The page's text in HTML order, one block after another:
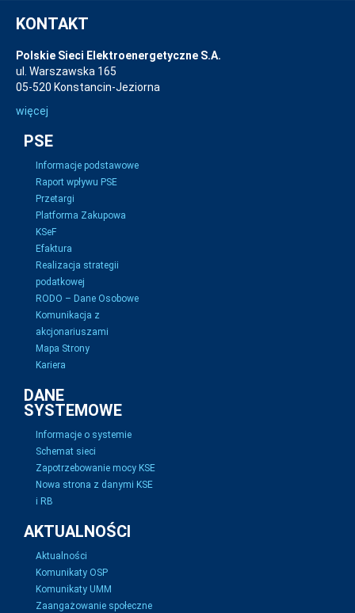
KONTAKT
Polskie Sieci Elektroenergetyczne S.A.
ul. Warszawska 165
05-520 Konstancin-Jeziorna
więcej
PSE
Informacje podstawowe
Raport wpływu PSE
Przetargi
Platforma Zakupowa
KSeF
Efaktura
Realizacja strategii
podatkowej
RODO – Dane Osobowe
Komunikacja z
akcjonariuszami
Mapa Strony
Kariera
DANE
SYSTEMOWE
Informacje o systemie
Schemat sieci
Zapotrzebowanie mocy KSE
Nowa strona z danymi KSE
i RB
AKTUALNOŚCI
Aktualności
Komunikaty OSP
Komunikaty UMM
Zaangażowanie społeczne